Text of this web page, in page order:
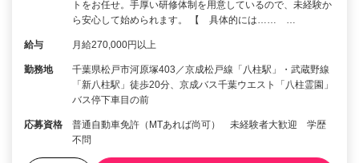
トをお任せ。手厚い研修体制を用意しているので、未経験か
ら安心して始められます。 【 具体的には…… …
給与 月給270,000円以上
勤務地
千葉県松戸市河原塚403／京成松戸線「八柱駅」・武蔵野線
「新八柱駅」徒歩20分、京成バス千葉ウエスト「八柱霊園」
バス停下車目の前
応募資格
普通自動車免許（MTあれば尚可） 未経験者大歓迎 学歴
不問